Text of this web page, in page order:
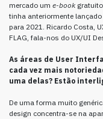
mercado um e-book
tinha anteriormente lançado
para 2021. Ricardo Costa,
FLAG, fala-nos do UX/UI
As áreas de User
cada vez mais
uma delas? Estão
De uma forma muito
design concentra-se na